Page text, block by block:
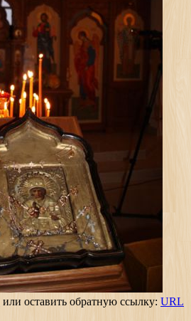
или оставить обратную ссылку: URL